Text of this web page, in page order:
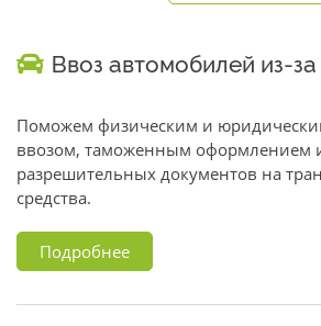
Ввоз автомобилей из-
Поможем физическим и
ввозом, таможенным оформлением
разрешительных документов на
средства.
Подробнее